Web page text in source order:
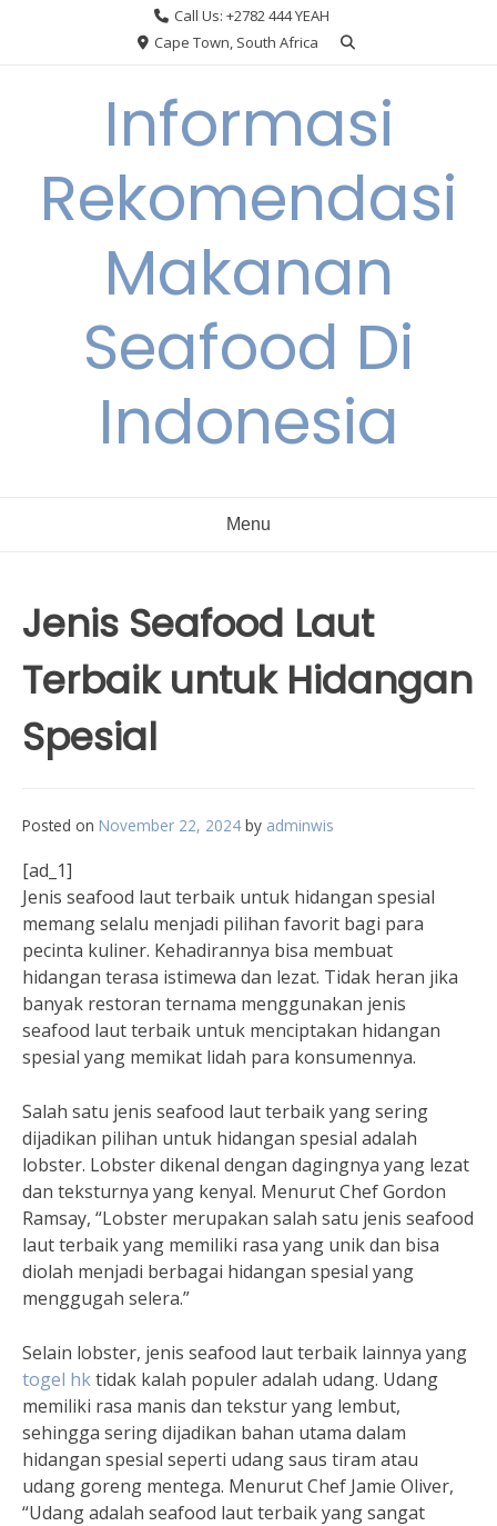
Call Us: +2782 444 YEAH
Cape Town, South Africa
Informasi
Rekomendasi
Makanan
Seafood Di
Indonesia
Menu
Jenis Seafood Laut
Terbaik untuk Hidangan
Spesial
Posted on November 22, 2024 by adminwis
[ad_1]
Jenis seafood laut terbaik untuk hidangan spesial
memang selalu menjadi pilihan favorit bagi para
pecinta kuliner. Kehadirannya bisa membuat
hidangan terasa istimewa dan lezat. Tidak heran jika
banyak restoran ternama menggunakan jenis
seafood laut terbaik untuk menciptakan hidangan
spesial yang memikat lidah para konsumennya.
Salah satu jenis seafood laut terbaik yang sering
dijadikan pilihan untuk hidangan spesial adalah
lobster. Lobster dikenal dengan dagingnya yang lezat
dan teksturnya yang kenyal. Menurut Chef Gordon
Ramsay, “Lobster merupakan salah satu jenis seafood
laut terbaik yang memiliki rasa yang unik dan bisa
diolah menjadi berbagai hidangan spesial yang
menggugah selera.”
Selain lobster, jenis seafood laut terbaik lainnya yang
togel hktidak kalah populer adalah udang. Udang
memiliki rasa manis dan tekstur yang lembut,
sehingga sering dijadikan bahan utama dalam
hidangan spesial seperti udang saus tiram atau
udang goreng mentega. Menurut Chef Jamie Oliver,
“Udang adalah seafood laut terbaik yang sangat